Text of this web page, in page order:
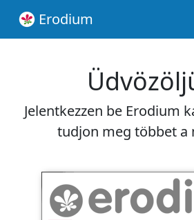
Erodium
Jelentkezzen be Erodium
tudjon meg többet a